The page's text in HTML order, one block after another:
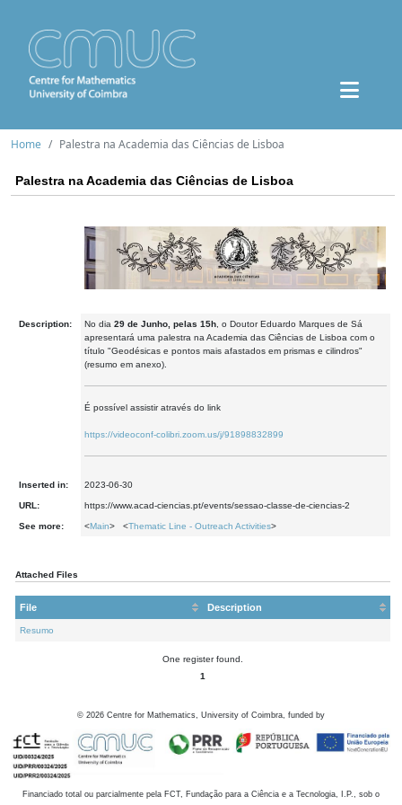
Home Palestra na Academia das Ciências de Lisboa
Palestra na Academia das Ciências de Lisboa
Description: No dia 29 de Junho, pelas 15h , o Doutor Eduardo Marques de Sá
apresentará uma palestra na Academia das Ciências de Lisboa com o
título "Geodésicas e pontos mais afastados em prismas e cilindros"
(resumo em anexo).
É possível assistir através do link
https://videoconf-colibri.zoom.us/j/91898832899
Inserted in: 2023-06-30
URL: https://www.acad-ciencias.pt/events/sessao-classe-de-ciencias-2
See more: <Main> <Thematic Line - Outreach Activities>
Attached Files
File Description
Resumo
One register found.
1
© 2026 Centre for Mathematics, University of Coimbra, funded by
Financiado total ou parcialmente pela FCT, Fundação para a Ciência e a Tecnologia, I.P., sob o